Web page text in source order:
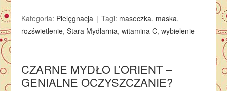
Kategoria: Pielęgnacja Tagi: maseczka, maska,
rozświetlenie,Stara Mydlarnia,witamina C,wybielenie
CZARNE MYDŁO L’ORIENT –
GENIALNE OCZYSZCZANIE?